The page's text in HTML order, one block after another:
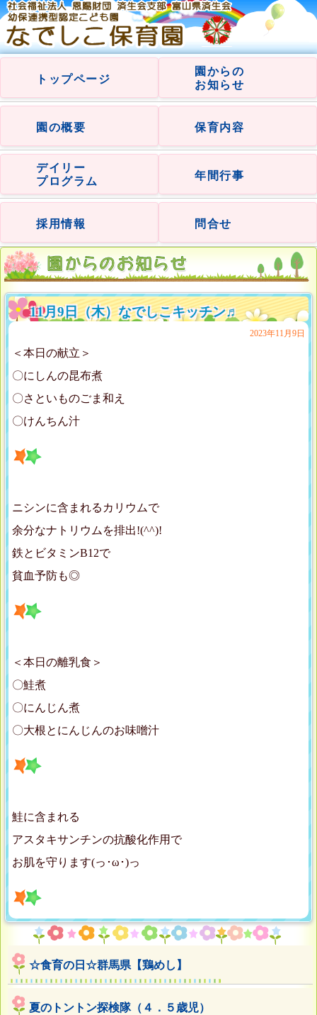
トップページ
園からの
お知らせ
園の概要 保育内容
デイリー
プログラム
年間行事
採用情報 問合せ
11月9日（木）なでしこキッチン♬
2023年11月9日
＜本日の献立＞
〇にしんの昆布煮
〇さといものごま和え
〇けんちん汁
ニシンに含まれるカリウムで
余分なナトリウムを排出!(^^)!
鉄とビタミンB12で
貧血予防も◎
＜本日の離乳食＞
〇鮭煮
〇にんじん煮
〇大根とにんじんのお味噌汁
鮭に含まれる
アスタキサンチンの抗酸化作用で
お肌を守ります(っ･ω･)っ
☆食育の日☆群馬県【鶏めし】
夏のトントン探検隊（４．５歳児）